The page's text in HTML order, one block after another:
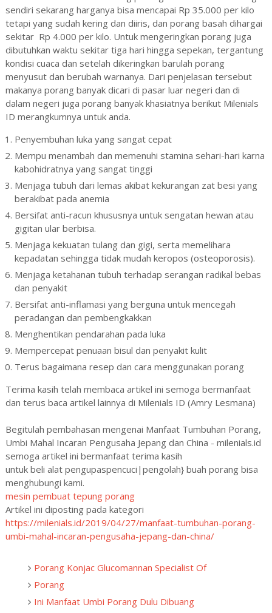
sendiri sekarang harganya bisa mencapai Rp 35.000 per kilo
tetapi yang sudah kering dan diiris, dan porang basah dihargai
sekitar Rp 4.000 per kilo. Untuk mengeringkan porang juga
dibutuhkan waktu sekitar tiga hari hingga sepekan, tergantung
kondisi cuaca dan setelah dikeringkan barulah porang
menyusut dan berubah warnanya. Dari penjelasan tersebut
makanya porang banyak dicari di pasar luar negeri dan di
dalam negeri juga porang banyak khasiatnya berikut Milenials
ID merangkumnya untuk anda.
Penyembuhan luka yang sangat cepat
Mempu menambah dan memenuhi stamina sehari-hari karna
kabohidratnya yang sangat tinggi
Menjaga tubuh dari lemas akibat kekurangan zat besi yang
berakibat pada anemia
Bersifat anti-racun khususnya untuk sengatan hewan atau
gigitan ular berbisa.
Menjaga kekuatan tulang dan gigi, serta memelihara
kepadatan sehingga tidak mudah keropos (osteoporosis).
Menjaga ketahanan tubuh terhadap serangan radikal bebas
dan penyakit
Bersifat anti-inflamasi yang berguna untuk mencegah
peradangan dan pembengkakkan
Menghentikan pendarahan pada luka
Mempercepat penuaan bisul dan penyakit kulit
Terus bagaimana resep dan cara menggunakan porang
Terima kasih telah membaca artikel ini semoga bermanfaat
dan terus baca artikel lainnya di Milenials ID (Amry Lesmana)
Begitulah pembahasan mengenai Manfaat Tumbuhan Porang,
Umbi Mahal Incaran Pengusaha Jepang dan China - milenials.id
semoga artikel ini bermanfaat terima kasih
untuk beli alat pengupaspencuci|pengolah} buah porang bisa
menghubungi kami.
mesin pembuat tepung porang
Artikel ini diposting pada kategori
https://milenials.id/2019/04/27/manfaat-tumbuhan-porang-
umbi-mahal-incaran-pengusaha-jepang-dan-china/
Porang Konjac Glucomannan Specialist Of
Porang
Ini Manfaat Umbi Porang Dulu Dibuang